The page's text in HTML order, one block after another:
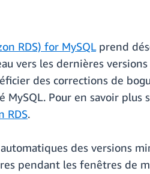
RDS) for MySQLprend
vers les dernières
des corrections de
Pour en savoir plus
RDS.
des versions
pendant les fenêtres de